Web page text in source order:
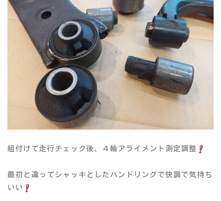
組付けて走行チェック後、４輪アライメント測定調整
最初と違ってシャッキとしたハンドリングで快調で気持ち
いい